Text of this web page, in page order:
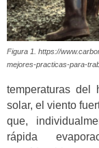
Figura 1. https://
mejores-practicas-para-
temperaturas del
solar, el viento
que,
rápida